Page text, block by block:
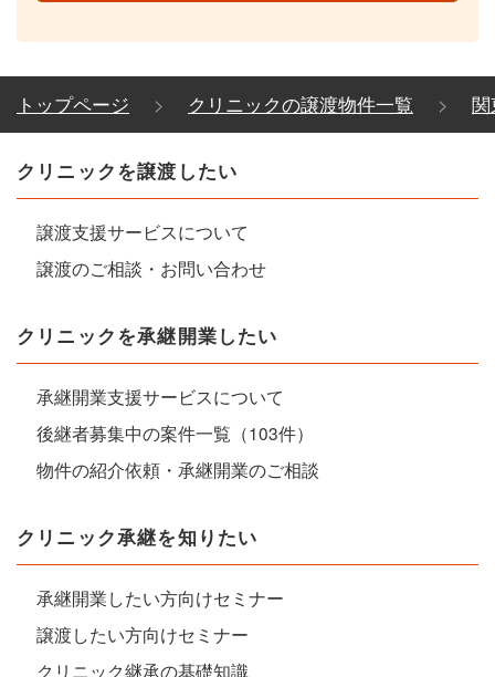
トップページ クリニックの譲渡物件一覧
クリニックを譲渡したい
譲渡支援サービスについて
譲渡のご相談・お問い合わせ
クリニックを承継開業したい
承継開業支援サービスについて
後継者募集中の案件一覧（103件）
物件の紹介依頼・承継開業のご相談
クリニック承継を知りたい
承継開業したい方向けセミナー
譲渡したい方向けセミナー
クリニック継承の基礎知識